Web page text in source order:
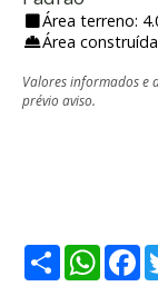
Área terreno:
Área
Valores informados e
prévio aviso.
Share